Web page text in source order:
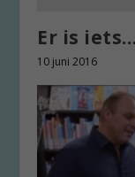
Er is iets…
10 juni 2016